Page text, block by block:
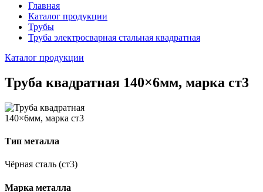
Главная
Каталог продукции
Трубы
Труба электросварная стальная квадратная
Каталог продукции
Труба квадратная 140×6мм, марка ст3
Тип металла
Чёрная сталь (ст3)
Марка металла